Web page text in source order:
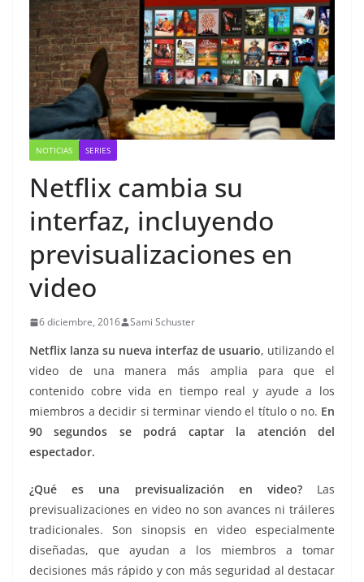
NOTICIAS SERIES
Netflix cambia su
interfaz, incluyendo
previsualizaciones en
video
6 diciembre, 2016 Sami Schuster
Netflix lanza su nueva interfaz de usuario, utilizando el
video de una manera más amplia para que el
contenido cobre vida en tiempo real y ayude a los
miembros a decidir si terminar viendo el título o no. En
90 segundos se podrá captar la atención del
espectador.
¿Qué es una previsualización en video?Las
previsualizaciones en video no son avances ni tráileres
tradicionales. Son sinopsis en video especialmente
diseñadas, que ayudan a los miembros a tomar
decisiones más rápido y con más seguridad al destacar